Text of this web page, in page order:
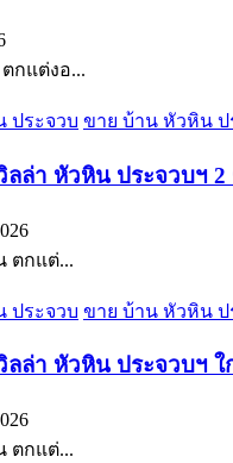
กแต่งอ...
ประจวบ ขาย บ้าน หัวหิน
ล่า หัวหิน ประจวบฯ 2
ตกแต่...
ประจวบ ขาย บ้าน หัวหิน
ล่า หัวหิน ประจวบฯ ใ
ตกแต่...